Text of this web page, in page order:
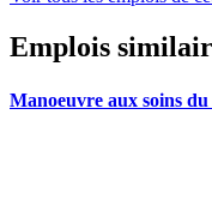
Emplois
Manoeuvre aux soins